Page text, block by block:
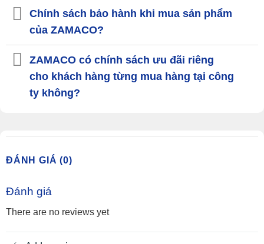
Chính sách bảo hành khi mua sản phẩm
của ZAMACO?
ZAMACO có chính sách ưu đãi riêng
cho khách hàng từng mua hàng tại công
ty không?
ĐÁNH GIÁ (0)
Đánh giá
There are no reviews yet